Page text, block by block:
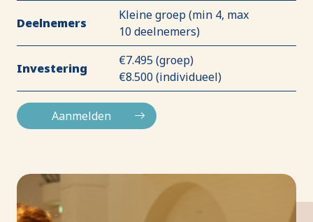
Deelnemers
Kleine groep (min 4, max
10 deelnemers)
Investering
€7.495 (groep)
€8.500 (individueel)
Aanmelden